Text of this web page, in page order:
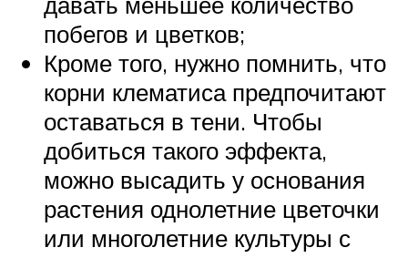
побегов и цветков;
Кроме того, нужно помнить, что
корни клематиса предпочитают
оставаться в тени. Чтобы
добиться такого эффекта,
можно высадить у основания
растения однолетние цветочки
или многолетние культуры с